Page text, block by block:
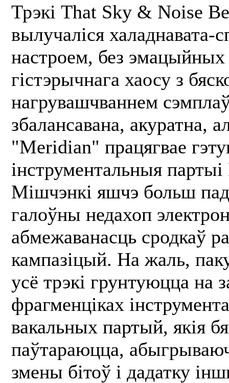
Трэкі That Sky & Noise
вылучаліся халаднавата-
настроем, без эмацыйных
гістэрычнага хаосу з
нагрувашчваннем
збалансавана, акуратна,
"Meridian" працягвае
інструментальныя
Мішчэнкі яшчэ больш
галоўны недахоп
абмежаванасць сродкаў
кампазіцый. На жаль,
усё трэкі грунтуюцца на
фрагменціках
вакальных партый, якія
паўтараюцца,
змены бітоў і дадатку